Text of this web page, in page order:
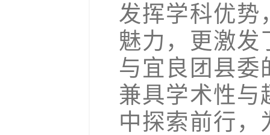
发挥学科优势
魅力，更激发
与宜良团县委
兼具学术性与
中探索前行